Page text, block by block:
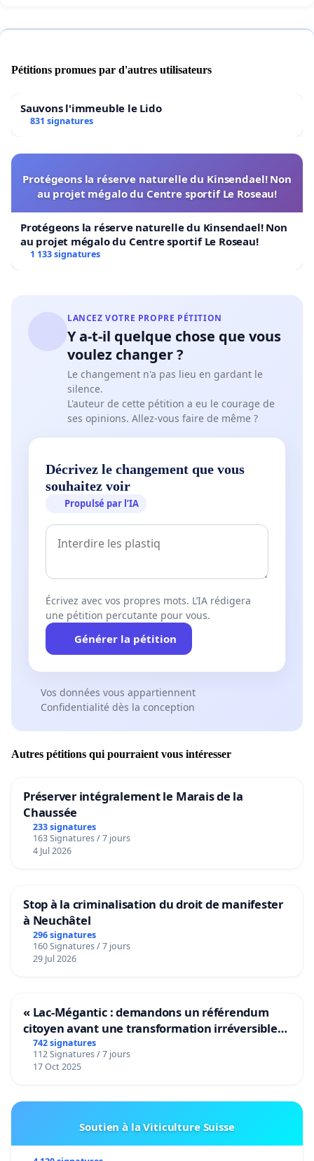
Pétitions promues par d'autres utilisateurs
Sauvons l'immeuble le Lido
831 signatures
Protégeons la réserve naturelle du Kinsendael! Non
au projet mégalo du Centre sportif Le Roseau!
Protégeons la réserve naturelle du Kinsendael! Non
au projet mégalo du Centre sportif Le Roseau!
1 133 signatures
LANCEZ VOTRE PROPRE PÉTITION
Y a-t-il quelque chose que vous
voulez changer ?
Le changement n'a pas lieu en gardant le
silence.
L'auteur de cette pétition a eu le courage de
ses opinions. Allez-vous faire de même ?
Décrivez le changement que vous
souhaitez voir
Propulsé par l’IA
Écrivez avec vos propres mots. L’IA rédigera
une pétition percutante pour vous.
Générer la pétition
Vos données vous appartiennent
Confidentialité dès la conception
Autres pétitions qui pourraient vous intéresser
Préserver intégralement le Marais de la
Chaussée
233 signatures
163 Signatures / 7 jours
4 Jul 2026
Stop à la criminalisation du droit de manifester
à Neuchâtel
296 signatures
160 Signatures / 7 jours
29 Jul 2026
« Lac-Mégantic : demandons un référendum
citoyen avant une transformation irréversible
de notre territoire »
742 signatures
112 Signatures / 7 jours
17 Oct 2025
Soutien à la Viticulture Suisse